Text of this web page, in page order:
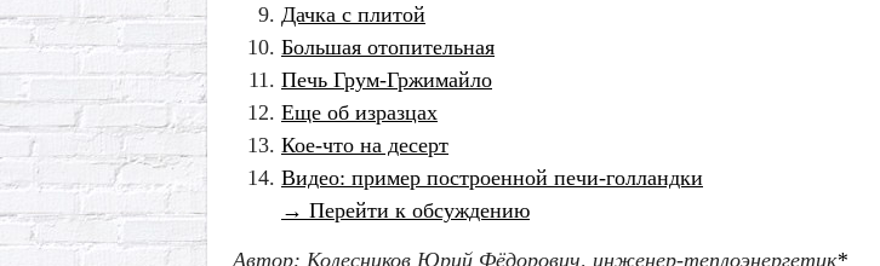
Дачка с плитой
Большая отопительная
Печь Грум-Гржимайло
Еще об изразцах
Кое-что на десерт
Видео: пример построенной печи-голландки
→ Перейти к обсуждению
Автор: Колесников Юрий Фёдорович, инженер-теплоэнергетик*